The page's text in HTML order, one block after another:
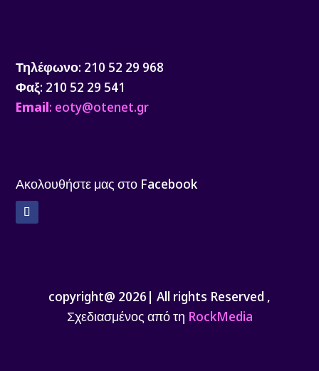
Τηλέφωνο: 210 52 29 968
Φαξ: 210 52 29 541
Email: eoty@otenet.gr
Ακολουθήστε μας στο Facebook
copyright@ 2026| All rights Reserved ,
Σχεδιασμένος από τη RockMedia